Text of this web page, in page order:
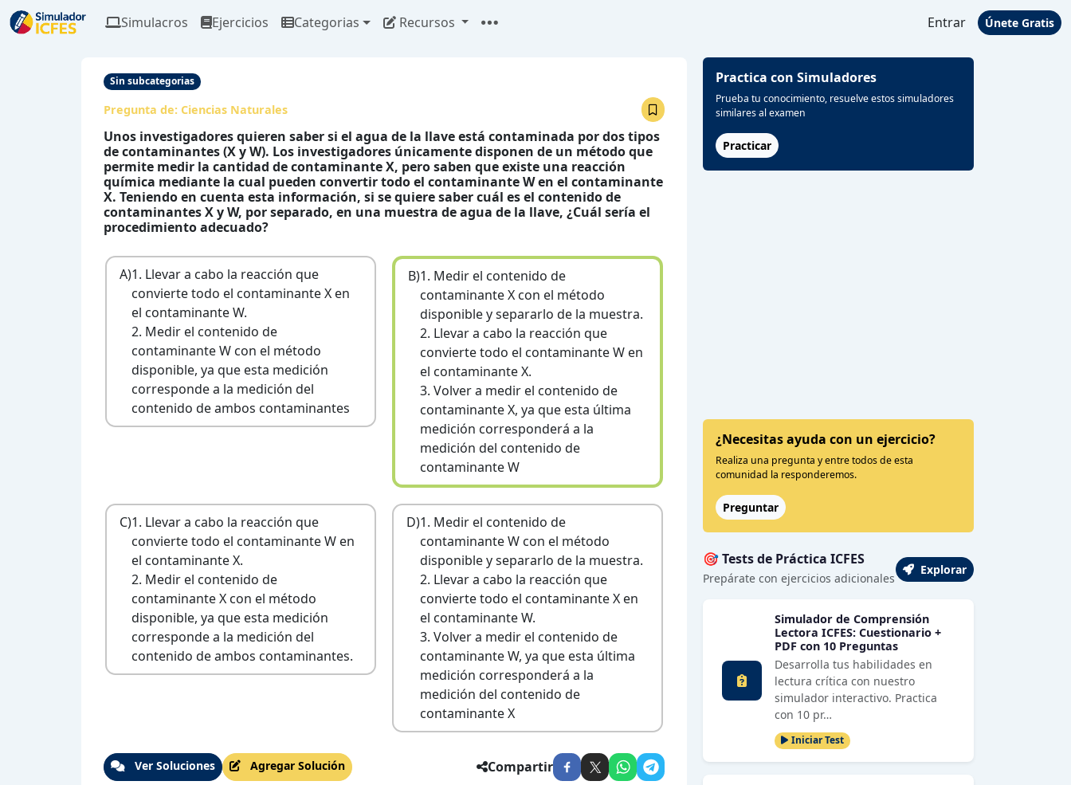
Simulacros Ejercicios Categorias Recursos Entrar Únete Gratis
Sin subcategorias
Pregunta de: Ciencias Naturales
Unos investigadores quieren saber si el agua de la llave está contaminada por dos tipos
de contaminantes (X y W). Los investigadores únicamente disponen de un método que
permite medir la cantidad de contaminante X, pero saben que existe una reacción
química mediante la cual pueden convertir todo el contaminante W en el contaminante
X. Teniendo en cuenta esta información, si se quiere saber cuál es el contenido de
contaminantes X y W, por separado, en una muestra de agua de la llave, ¿Cuál sería el
procedimiento adecuado?
A)1. Llevar a cabo la reacción que
convierte todo el contaminante X en
el contaminante W.
2. Medir el contenido de
contaminante W con el método
disponible, ya que esta medición
corresponde a la medición del
contenido de ambos contaminantes
B)1. Medir el contenido de
contaminante X con el método
disponible y separarlo de la muestra.
2. Llevar a cabo la reacción que
convierte todo el contaminante W en
el contaminante X.
3. Volver a medir el contenido de
contaminante X, ya que esta última
medición corresponderá a la
medición del contenido de
contaminante W
C)1. Llevar a cabo la reacción que
convierte todo el contaminante W en
el contaminante X.
2. Medir el contenido de
contaminante X con el método
disponible, ya que esta medición
corresponde a la medición del
contenido de ambos contaminantes.
D)1. Medir el contenido de
contaminante W con el método
disponible y separarlo de la muestra.
2. Llevar a cabo la reacción que
convierte todo el contaminante X en
el contaminante W.
3. Volver a medir el contenido de
contaminante W, ya que esta última
medición corresponderá a la
medición del contenido de
contaminante X
Ver Soluciones Agregar Solución Compartir
Practica con Simuladores
Prueba tu conocimiento, resuelve estos simuladores
similares al examen
Practicar
¿Necesitas ayuda con un ejercicio?
Realiza una pregunta y entre todos de esta
comunidad la responderemos.
Preguntar
🎯 Tests de Práctica ICFES
Prepárate con ejercicios adicionales
Explorar
Simulador de Comprensión
Lectora ICFES: Cuestionario +
PDF con 10 Preguntas
Desarrolla tus habilidades en
lectura crítica con nuestro
simulador interactivo. Practica
con 10 pr…
Iniciar Test